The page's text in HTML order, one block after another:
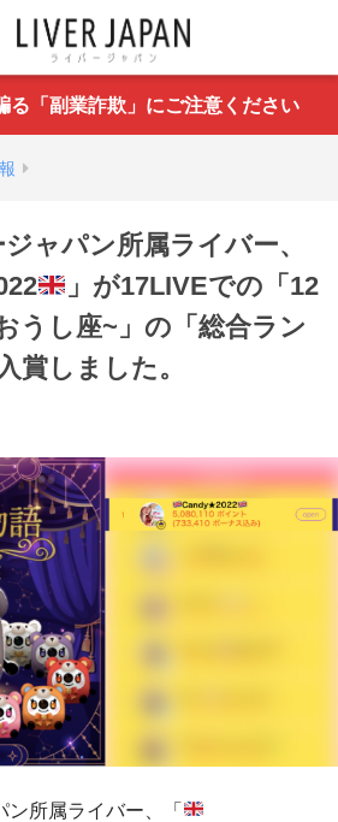
る「副業詐欺」にご注意ください
ャパン所属ライバー、
‬」が17LIVEでの「12
うし座~」の「総合ラン
賞しました。
所属ライバー、「